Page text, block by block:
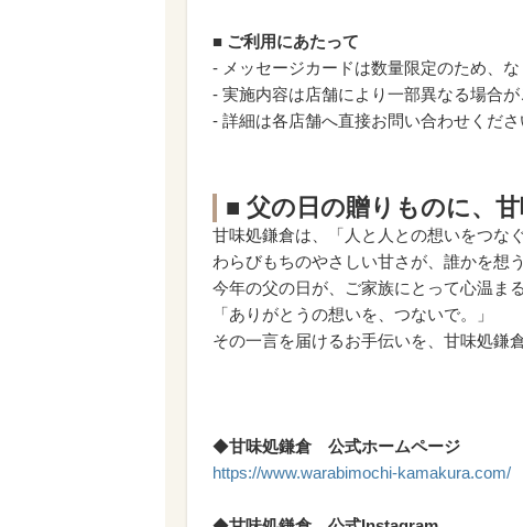
■ ご利用にあたって
- メッセージカードは数量限定のため、な
- 実施内容は店舗により一部異なる場合が
- 詳細は各店舗へ直接お問い合わせくださ
■ 父の日の贈りものに、
甘味処鎌倉は、「人と人との想いをつな
わらびもちのやさしい甘さが、誰かを想
今年の父の日が、ご家族にとって心温ま
「ありがとうの想いを、つないで。」
その一言を届けるお手伝いを、甘味処鎌
◆甘味処鎌倉 公式ホームページ
https://www.warabimochi-kamakura.com/